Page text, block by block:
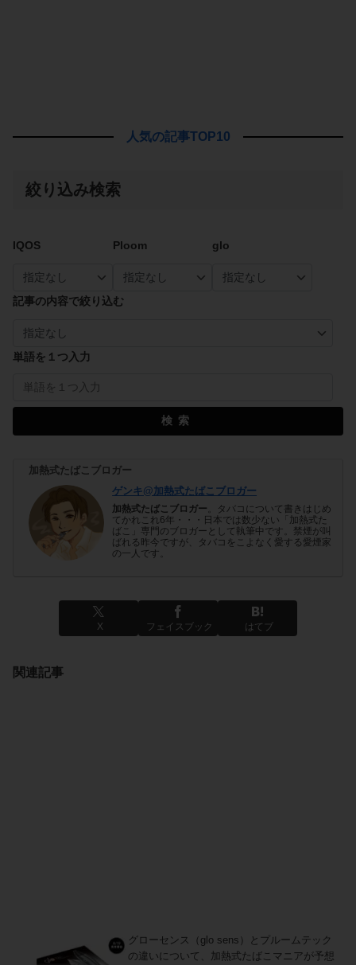
人気の記事TOP10
絞り込み検索
IQOS Ploom glo
記事の内容で絞り込む
単語を１つ入力
検索
加熱式たばこブロガー
ゲンキ@加熱式たばこブロガー
加熱式たばこブロガー 。タバコについて書きはじめ
てかれこれ6年・・・日本では数少ない「加熱式た
ばこ」専門のブロガーとして執筆中です。禁煙が叫
ばれる昨今ですが、タバコをこよなく愛する愛煙家
の一人です。
X フェイスブック はてブ
関連記事
グローセンス（glo sens）とプルームテック
の違いについて、加熱式たばこマニアが予想